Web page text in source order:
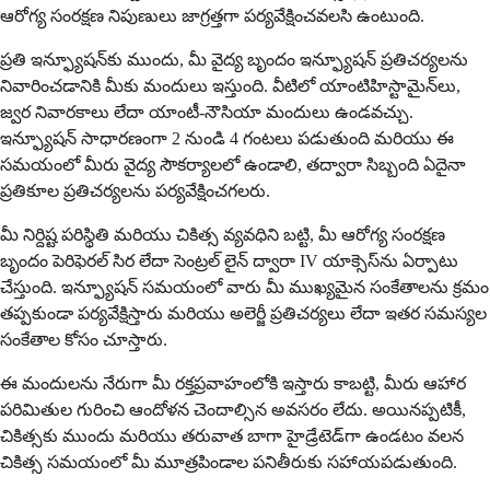
ఆరోగ్య సంరక్షణ నిపుణులు జాగ్రత్తగా పర్యవేక్షించవలసి ఉంటుంది.
ప్రతి ఇన్ఫ్యూషన్‌కు ముందు, మీ వైద్య బృందం ఇన్ఫ్యూషన్ ప్రతిచర్యలను
నివారించడానికి మీకు మందులు ఇస్తుంది. వీటిలో యాంటిహిస్టామైన్‌లు,
జ్వర నివారకాలు లేదా యాంటీ-నౌసియా మందులు ఉండవచ్చు.
ఇన్ఫ్యూషన్ సాధారణంగా 2 నుండి 4 గంటలు పడుతుంది మరియు ఈ
సమయంలో మీరు వైద్య సౌకర్యాలలో ఉండాలి, తద్వారా సిబ్బంది ఏదైనా
ప్రతికూల ప్రతిచర్యలను పర్యవేక్షించగలరు.
మీ నిర్దిష్ట పరిస్థితి మరియు చికిత్స వ్యవధిని బట్టి, మీ ఆరోగ్య సంరక్షణ
బృందం పెరిఫెరల్ సిర లేదా సెంట్రల్ లైన్ ద్వారా IV యాక్సెస్‌ను ఏర్పాటు
చేస్తుంది. ఇన్ఫ్యూషన్ సమయంలో వారు మీ ముఖ్యమైన సంకేతాలను క్రమం
తప్పకుండా పర్యవేక్షిస్తారు మరియు అలెర్జీ ప్రతిచర్యలు లేదా ఇతర సమస్యల
సంకేతాల కోసం చూస్తారు.
ఈ మందులను నేరుగా మీ రక్తప్రవాహంలోకి ఇస్తారు కాబట్టి, మీరు ఆహార
పరిమితుల గురించి ఆందోళన చెందాల్సిన అవసరం లేదు. అయినప్పటికీ,
చికిత్సకు ముందు మరియు తరువాత బాగా హైడ్రేటెడ్‌గా ఉండటం వలన
చికిత్స సమయంలో మీ మూత్రపిండాల పనితీరుకు సహాయపడుతుంది.